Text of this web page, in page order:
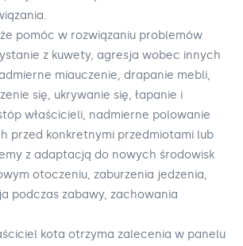
pomóc w rozwiązaniu problemów
z kuwety, agresja wobec innych
miauczenie, drapanie mebli,
się, ukrywanie się, łapanie i
właścicieli, nadmierne polowanie
przed konkretnymi przedmiotami lub
z adaptacją do nowych środowisk
otoczeniu, zaburzenia jedzenia,
podczas zabawy, zachowania
kota otrzyma zalecenia w panelu